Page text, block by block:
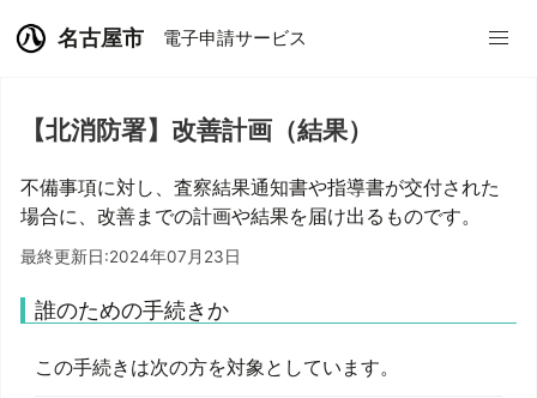
名古屋市 電子申請サービス
【北消防署】改善計画（結果）
不備事項に対し、査察結果通知書や指導書が交付された
場合に、改善までの計画や結果を届け出るものです。
最終更新日:2024年07月23日
誰のための手続きか
この手続きは次の方を対象としています。